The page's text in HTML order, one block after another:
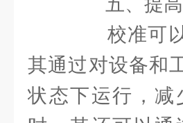
校准可以
其通过对设备和
状态下运行，减